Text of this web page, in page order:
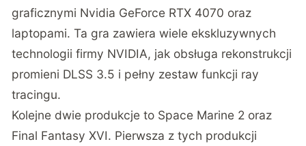
graficznymi Nvidia GeForce RTX 4070 oraz
laptopami. Ta gra zawiera wiele ekskluzywnych
technologii firmy NVIDIA, jak obsługa rekonstrukcji
promieni DLSS 3.5 i pełny zestaw funkcji ray
tracingu.
Kolejne dwie produkcje to Space Marine 2 oraz
Final Fantasy XVI. Pierwsza z tych produkcji